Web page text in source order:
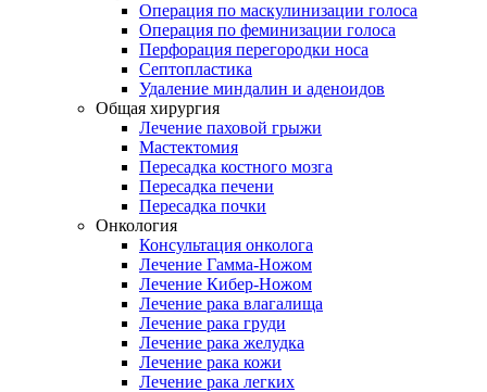
Операция по маскулинизации голоса
Операция по феминизации голоса
Перфорация перегородки носа
Септопластика
Удаление миндалин и аденоидов
Общая хирургия
Лечение паховой грыжи
Мастектомия
Пересадка костного мозга
Пересадка печени
Пересадка почки
Онкология
Консультация онколога
Лечение Гамма-Ножом
Лечение Кибер-Ножом
Лечение рака влагалища
Лечение рака груди
Лечение рака желудка
Лечение рака кожи
Лечение рака легких